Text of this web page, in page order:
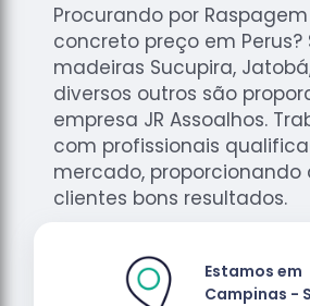
Raspagem
de Tacos
de
Madeiras
Raspagens
de Pisos
Tacos de
Procurando por
concreto preço em Perus?
madeiras Sucupira,
diversos outros são
empresa JR Assoalhos.
com profissionais
mercado, proporcionando
clientes bons resultados.
Estamos em
Campinas -